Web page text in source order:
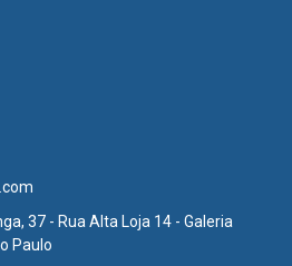
37 - Rua Alta Loja 14 - Galeria
Paulo